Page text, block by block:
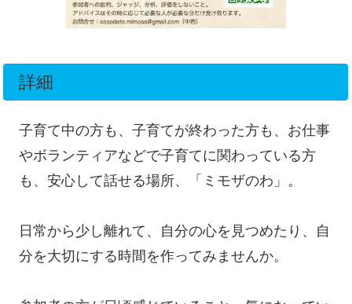
詳細
子育て中の方も、子育てが終わった方も、お仕事
やボランティアなどで子育てに関わっている方
も、安心して話せる場所、「ミモザのわ」。
日常から少し離れて、自分の心を見つめたり、自
分を大切にする時間を作ってみませんか。